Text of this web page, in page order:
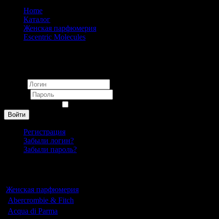
Home
Каталог
Женская парфюмерия
Escentric Molecules
Войти
Регистрация
Забыли логин?
Забыли пароль?
Женская парфюмерия
Abercrombie & Fitch
Acqua di Parma